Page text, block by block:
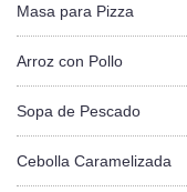
Masa para Pizza
Arroz con Pollo
Sopa de Pescado
Cebolla Caramelizada